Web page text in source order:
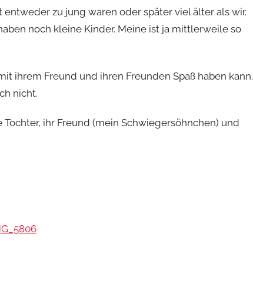
entweder zu jung waren oder später viel älter als wir.
noch kleine Kinder. Meine ist ja mittlerweile so
ihrem Freund und ihren Freunden Spaß haben kann.
nicht.
ihr Freund (mein Schwiegersöhnchen) und